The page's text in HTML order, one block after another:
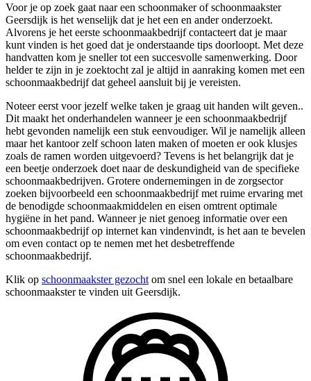
Voor je op zoek gaat naar een schoonmaker of schoonmaakster
Geersdijk is het wenselijk dat je het een en ander onderzoekt.
Alvorens je het eerste schoonmaakbedrijf contacteert dat je maar
kunt vinden is het goed dat je onderstaande tips doorloopt. Met deze
handvatten kom je sneller tot een succesvolle samenwerking. Door
helder te zijn in je zoektocht zal je altijd in aanraking komen met een
schoonmaakbedrijf dat geheel aansluit bij je vereisten.
Noteer eerst voor jezelf welke taken je graag uit handen wilt geven..
Dit maakt het onderhandelen wanneer je een schoonmaakbedrijf
hebt gevonden namelijk een stuk eenvoudiger. Wil je namelijk alleen
maar het kantoor zelf schoon laten maken of moeten er ook klusjes
zoals de ramen worden uitgevoerd? Tevens is het belangrijk dat je
een beetje onderzoek doet naar de deskundigheid van de specifieke
schoonmaakbedrijven. Grotere ondernemingen in de zorgsector
zoeken bijvoorbeeld een schoonmaakbedrijf met ruime ervaring met
de benodigde schoonmaakmiddelen en eisen omtrent optimale
hygiëne in het pand. Wanneer je niet genoeg informatie over een
schoonmaakbedrijf op internet kan vindenvindt, is het aan te bevelen
om even contact op te nemen met het desbetreffende
schoonmaakbedrijf.
Klik op schoonmaakster gezocht om snel een lokale en betaalbare
schoonmaakster te vinden uit Geersdijk.